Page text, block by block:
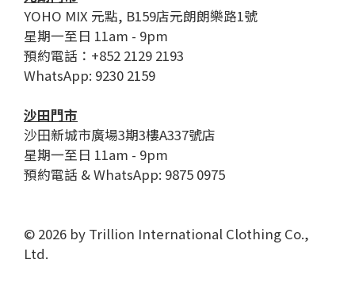
YOHO MIX 元點, B159店元朗朗樂路1號
星期一至日 11am - 9pm
預約電話：+852 2129 2193
WhatsApp: 9230 2159
沙田門市
沙田新城市廣場3期3樓A337號店
星期一至日 11am - 9pm
預約電話 & WhatsApp: 9875 0975
© 2026 by Trillion International Clothing Co.,
Ltd.